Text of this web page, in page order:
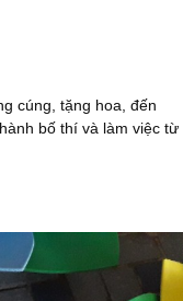
cúng, tặng hoa, đến
bố thí và làm việc từ